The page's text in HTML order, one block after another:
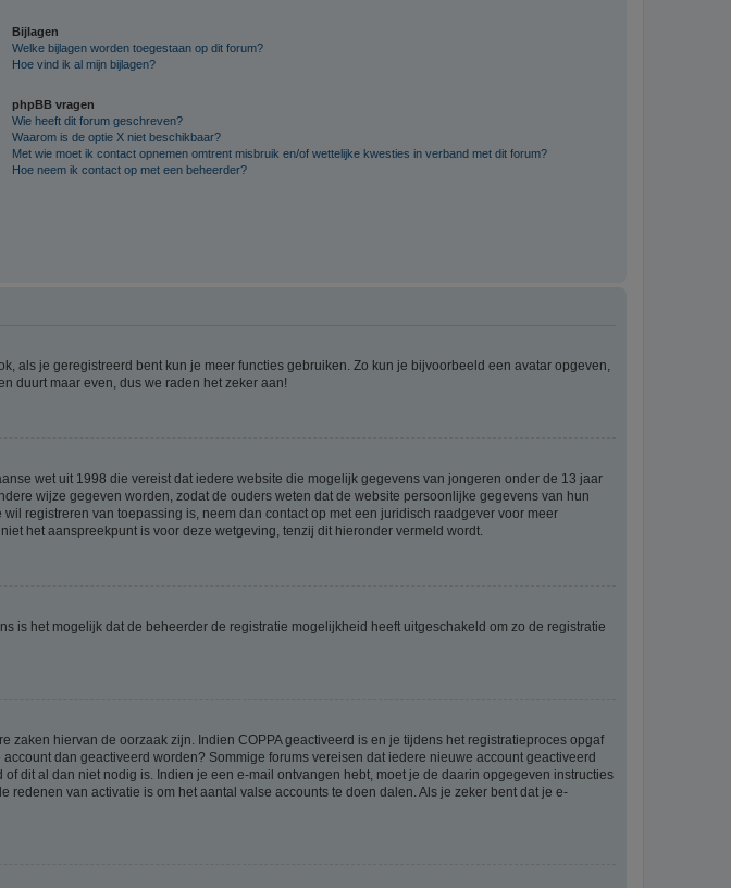
Bijlagen
Welke bijlagen worden toegestaan op dit forum?
Hoe vind ik al mijn bijlagen?
phpBB vragen
Wie heeft dit forum geschreven?
Waarom is de optie X niet beschikbaar?
Met wie moet ik contact opnemen omtrent misbruik en/of wettelijke kwesties in verband met dit forum?
Hoe neem ik contact op met een beheerder?
als je geregistreerd bent kun je meer functies gebruiken. Zo kun je bijvoorbeeld een avatar opgeven,
duurt maar even, dus we raden het zeker aan!
wet uit 1998 die vereist dat iedere website die mogelijk gegevens van jongeren onder de 13 jaar
wijze gegeven worden, zodat de ouders weten dat de website persoonlijke gegevens van hun
registreren van toepassing is, neem dan contact op met een juridisch raadgever voor meer
het aanspreekpunt is voor deze wetgeving, tenzij dit hieronder vermeld wordt.
is het mogelijk dat de beheerder de registratie mogelijkheid heeft uitgeschakeld om zo de registratie
hiervan de oorzaak zijn. Indien COPPA geactiveerd is en je tijdens het registratieproces opgaf
dan geactiveerd worden? Sommige forums vereisen dat iedere nieuwe account geactiveerd
dit al dan niet nodig is. Indien je een e-mail ontvangen hebt, moet je de daarin opgegeven instructies
van activatie is om het aantal valse accounts te doen dalen. Als je zeker bent dat je e-